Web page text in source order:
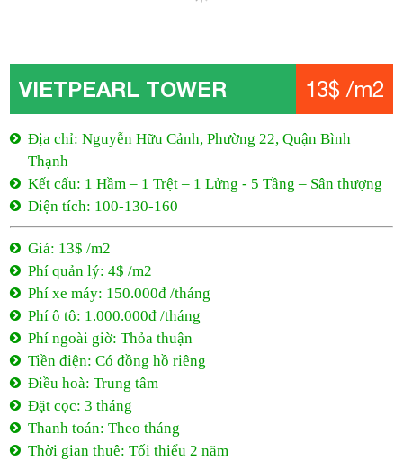
VIETPEARL TOWER 13$ /m2
Địa chỉ: Nguyễn Hữu Cảnh, Phường 22, Quận Bình
Thạnh
Kết cấu: 1 Hầm – 1 Trệt – 1 Lửng - 5 Tầng – Sân thượng
Diện tích: 100-130-160
Giá: 13$ /m2
Phí quản lý: 4$ /m2
Phí xe máy: 150.000đ /tháng
Phí ô tô: 1.000.000đ /tháng
Phí ngoài giờ: Thỏa thuận
Tiền điện: Có đồng hồ riêng
Điều hoà: Trung tâm
Đặt cọc: 3 tháng
Thanh toán: Theo tháng
Thời gian thuê: Tối thiểu 2 năm